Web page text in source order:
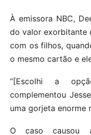
À emissora NBC,
do valor exorbitante
com os filhos,
o mesmo cartão e
“[Escolhi a
complementou
uma gorjeta enorme
O caso causou